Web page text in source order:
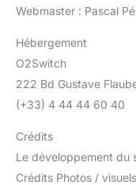
Webmaster : Pascal
Hébergement
O2Switch
222 Bd Gustave
(+33) 4 44 44 60 40
Crédits
Le développement du
Crédits Photos /